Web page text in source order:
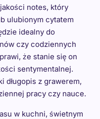
notes, który
ulubionym cytatem
idealny do
czy codziennych
że stanie się on
sentymentalnej.
długopis z grawerem,
pracy czy nauce.
w kuchni, świetnym